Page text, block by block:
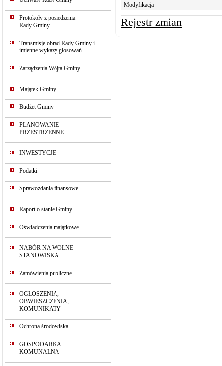
Protokoły z posiedzenia
Rady Gminy
Transmisje obrad Rady Gminy i
imienne wykazy głosowań
Zarządzenia Wójta Gminy
Majątek Gminy
Budżet Gminy
PLANOWANIE
PRZESTRZENNE
INWESTYCJE
Podatki
Sprawozdania finansowe
Raport o stanie Gminy
Oświadczenia majątkowe
NABÓR NA WOLNE
STANOWISKA
Zamówienia publiczne
OGŁOSZENIA,
OBWIESZCZENIA,
KOMUNIKATY
Ochrona środowiska
GOSPODARKA
KOMUNALNA
Modyfikacja
Rejestr zmian